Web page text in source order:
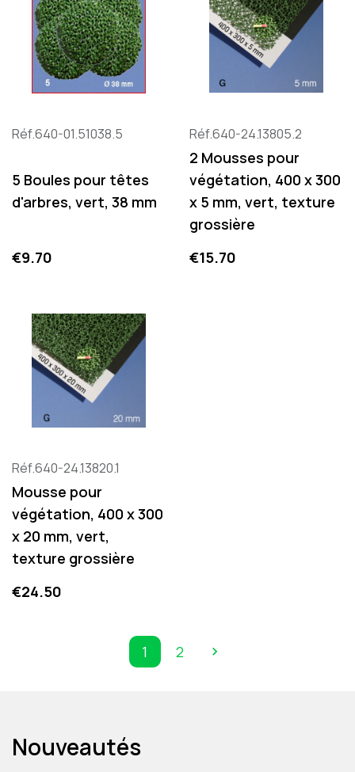
Réf.640-01.51038.5
5 Boules pour têtes
d'arbres, vert, 38 mm
Price
€9.70
Réf.640-24.13805.2
2 Mousses pour
végétation, 400 x 300
x 5 mm, vert, texture
grossière
Price
€15.70
Réf.640-24.13820.1
Mousse pour
végétation, 400 x 300
x 20 mm, vert,
texture grossière
Price
€24.50
1 2 
Nouveautés